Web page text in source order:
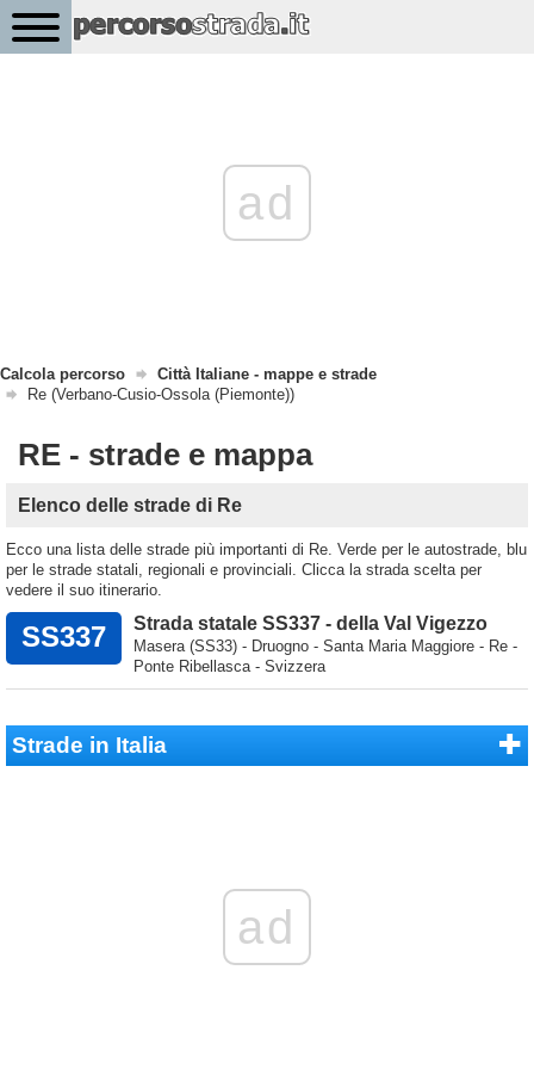
ad
Calcola percorso
Città Italiane - mappe e strade
Re (Verbano-Cusio-Ossola (Piemonte))
RE - strade e mappa
Elenco delle strade di Re
Ecco una lista delle strade più importanti di Re. Verde per le autostrade, blu
per le strade statali, regionali e provinciali. Clicca la strada scelta per
vedere il suo itinerario.
SS337 Strada statale SS337 - della Val Vigezzo
Masera (SS33) - Druogno - Santa Maria Maggiore - Re -
Ponte Ribellasca - Svizzera
Strade in Italia
ad